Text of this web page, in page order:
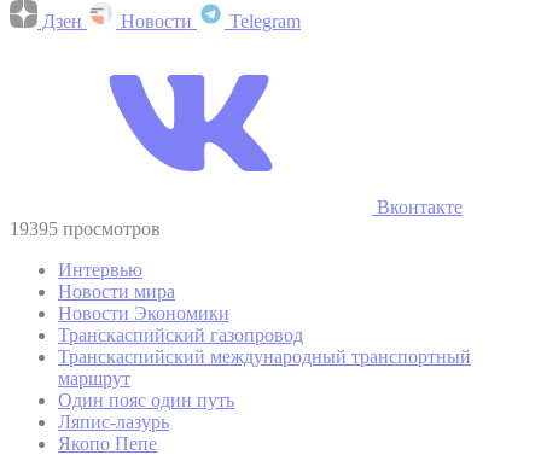
Дзен Новости Telegram
Вконтакте
19395 просмотров
Интервью
Новости мира
Новости Экономики
Транскаспийский газопровод
Транскаспийский международный транспортный
маршрут
Один пояс один путь
Ляпис-лазурь
Якопо Пепе